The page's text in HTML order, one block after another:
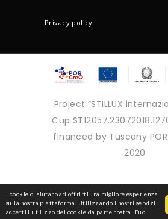
Privacy policy
Project “STILLUX
Cup
financed by Tuscany POR
2020
Copyright © 2025 -
riservati
I cookie ci aiutano ad offrirti una migliore esperienza
sulla nostra piattaforma. Utilizzando i nostri servizi,
accetti l'utilizzo dei cookie da parte nostra. Puoi